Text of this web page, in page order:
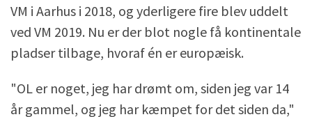
VM i Aarhus i 2018, og yderligere fire blev uddelt
ved VM 2019. Nu er der blot nogle få kontinentale
pladser tilbage, hvoraf én er europæisk.
"OL er noget, jeg har drømt om, siden jeg var 14
år gammel, og jeg har kæmpet for det siden da,"